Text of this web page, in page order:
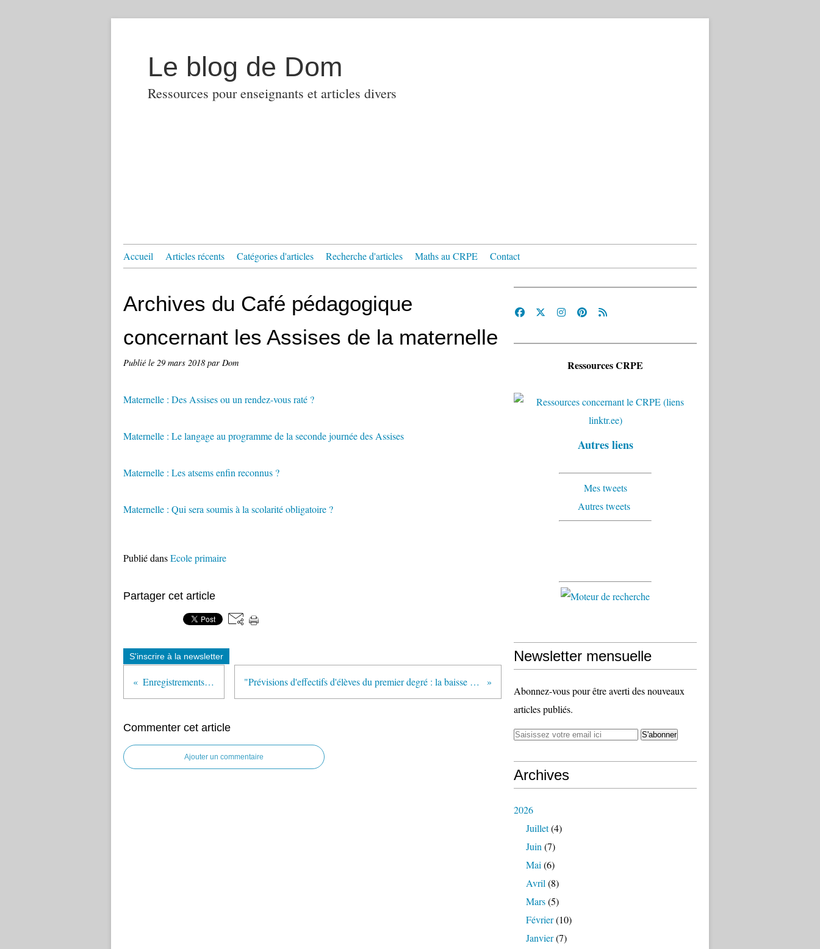
Le blog de Dom
Ressources pour enseignants et articles divers
Accueil Articles récents Catégories d'articles Recherche d'articles Maths au CRPE Contact
Archives du Café pédagogique
concernant les Assises de la maternelle
Publié le 29 mars 2018 par Dom
Maternelle : Des Assises ou un rendez-vous raté ?
Maternelle : Le langage au programme de la seconde journée des Assises
Maternelle : Les atsems enfin reconnus ?
Maternelle : Qui sera soumis à la scolarité obligatoire ?
Publié dansEcole primaire
Partager cet article
S'inscrire à la newsletter
Enregistrements vidéo des Assises de l'école maternelle "Prévisions d'effectifs d'élèves du premier degré : la baisse des effectifs amorcée en 2017 devrait se poursuivre jusqu'en 2022" (Note d'information de la DEPP - Mars 2018)
Commenter cet article
Ajouter un commentaire
Ressources CRPE
Autres liens
Mes tweets
Autres tweets
Newsletter mensuelle
Abonnez-vous pour être averti des nouveaux
articles publiés.
Archives
2026
Juillet(4)
Juin (7)
Mai (6)
Avril (8)
Mars(5)
Février(10)
Janvier(7)